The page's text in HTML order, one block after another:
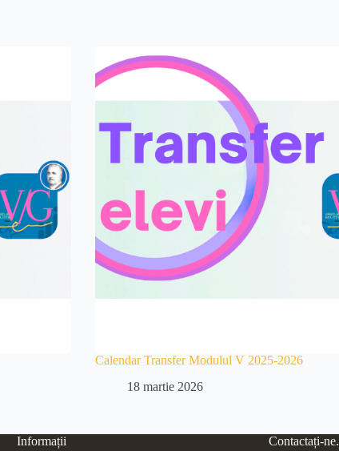
Calendar Transfer Modulul V 2025-2026
18 martie 2026
Informații Contactați-ne.